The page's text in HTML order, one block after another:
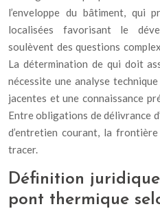
l’enveloppe du bâtiment, qui
localisées favorisant le
soulèvent des questions
La détermination de qui doit
nécessite une analyse
jacentes et une connaissance
Entre obligations de délivrance
d’entretien courant, la
tracer.
Définition
pont thermique